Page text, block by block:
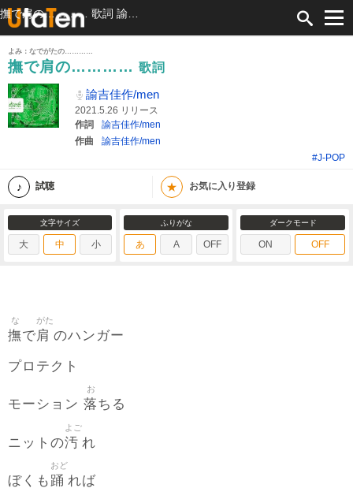
よみ：なでがたの…………
撫で肩の………… 歌詞
諭吉佳作/men
2021.5.26 リリース
作詞
諭吉佳作/men
作曲
諭吉佳作/men
#J-POP
試聴 ★ お気に入り登録
文字サイズ
大 中 小
ふりがな
あ A OFF
ダークモード
ON OFF
撫
な
で肩
がた
のハンガー
プロテクト
モーション 落
お
ちる
ニットの汚
よご
れ
ぼくも 踊
おど
れば